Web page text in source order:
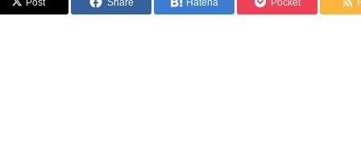
Post Share Hatena Pocket